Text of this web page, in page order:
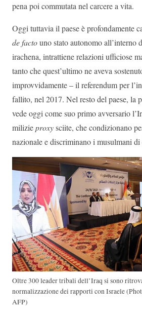
pena poi commutata nel carcere a vita.
Oggi tuttavia il paese è profondamente
de factouno stato autonomo all’interno
irachena, intrattiene relazioni ufficiose
tanto che quest’ultimo ne aveva
improvvidamente – il referendum per
fallito, nel 2017. Nel resto del paese, la
vede oggi come suo primo avversario
milizieproxysciite, che condizionano
nazionale e discriminano i musulmani di
Oltre 300 leader tribali dell’Iraq si sono
normalizzazione dei rapporti con Israele
AFP)